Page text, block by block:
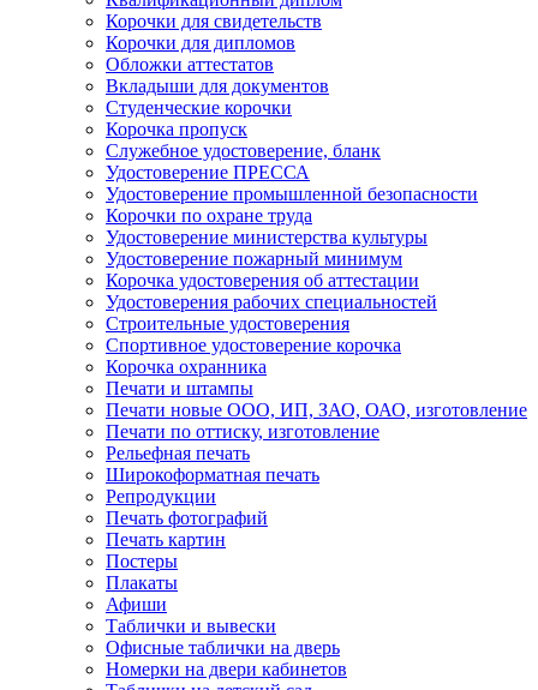
Корочки для свидетельств
Корочки для дипломов
Обложки аттестатов
Вкладыши для документов
Студенческие корочки
Корочка пропуск
Служебное удостоверение, бланк
Удостоверение ПРЕССА
Удостоверение промышленной безопасности
Корочки по охране труда
Удостоверение министерства культуры
Удостоверение пожарный минимум
Корочка удостоверения об аттестации
Удостоверения рабочих специальностей
Строительные удостоверения
Спортивное удостоверение корочка
Корочка охранника
Печати и штампы
Печати новые ООО, ИП, ЗАО, ОАО, изготовление
Печати по оттиску, изготовление
Рельефная печать
Широкоформатная печать
Репродукции
Печать фотографий
Печать картин
Постеры
Плакаты
Афиши
Таблички и вывески
Офисные таблички на дверь
Номерки на двери кабинетов